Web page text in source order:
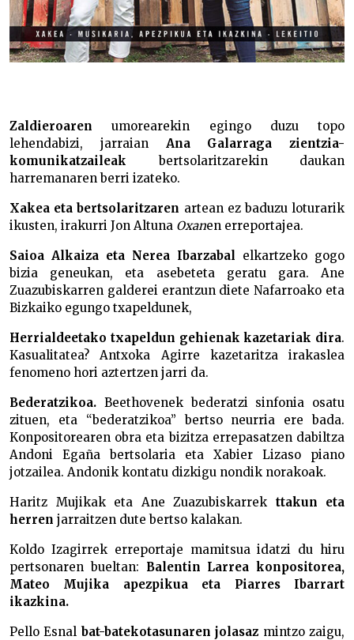
Zaldieroaren umorearekin egingo duzu topo
lehendabizi, jarraian Ana Galarraga zientzia-
komunikatzaileak bertsolaritzarekin daukan
harremanaren berri izateko.
Xakea eta bertsolaritzaren artean ez baduzu loturarik
ikusten, irakurri Jon Altuna Oxanen erreportajea.
Saioa Alkaiza eta Nerea Ibarzabal elkartzeko gogo
bizia geneukan, eta asebeteta geratu gara. Ane
Zuazubiskarren galderei erantzun diete Nafarroako eta
Bizkaiko egungo txapeldunek,
Herrialdeetako txapeldun gehienak kazetariak dira.
Kasualitatea? Antxoka Agirre kazetaritza irakaslea
fenomeno hori aztertzen jarri da.
Bederatzikoa. Beethovenek bederatzi sinfonia osatu
zituen, eta “bederatzikoa” bertso neurria ere bada.
Konpositorearen obra eta bizitza errepasatzen dabiltza
Andoni Egaña bertsolaria eta Xabier Lizaso piano
jotzailea. Andonik kontatu dizkigu nondik norakoak.
Haritz Mujikak eta Ane Zuazubiskarrek ttakun eta
herren jarraitzen dute bertso kalakan.
Koldo Izagirrek erreportaje mamitsua idatzi du hiru
pertsonaren bueltan: Balentin Larrea konpositorea,
Mateo Mujika apezpikua eta Piarres Ibarrart
ikazkina.
Pello Esnal bat-batekotasunaren jolasaz mintzo zaigu,